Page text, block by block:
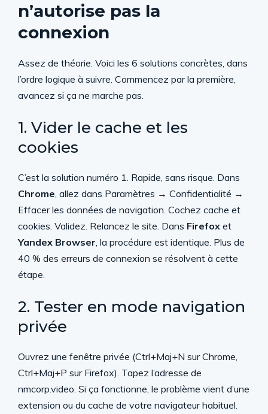
n’autorise pas la
connexion
Assez de théorie. Voici les 6 solutions concrètes, dans
l’ordre logique à suivre. Commencez par la première,
avancez si ça ne marche pas.
1. Vider le cache et les
cookies
C’est la solution numéro 1. Rapide, sans risque. Dans
Chrome, allez dans Paramètres → Confidentialité →
Effacer les données de navigation. Cochez cache et
cookies. Validez. Relancez le site. Dans Firefox et
Yandex Browser, la procédure est identique. Plus de
40 % des erreurs de connexion se résolvent à cette
étape.
2. Tester en mode navigation
privée
Ouvrez une fenêtre privée (Ctrl+Maj+N sur Chrome,
Ctrl+Maj+P sur Firefox). Tapez l’adresse de
nmcorp.video. Si ça fonctionne, le problème vient d’une
extension ou du cache de votre navigateur habituel.